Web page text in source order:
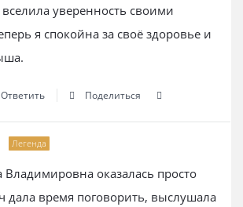
уверенность своими
я спокойна за своё здоровье и
Ответить Поделиться
Легенда
Владимировна оказалась просто
дала время поговорить, выслушала